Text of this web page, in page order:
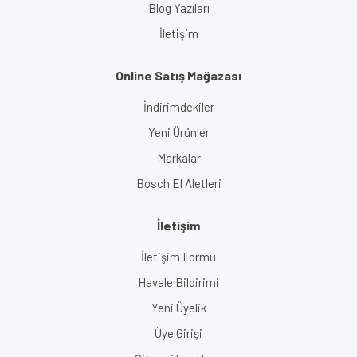
Blog Yazıları
İletişim
Online Satış Mağazası
İndirimdekiler
Yeni Ürünler
Markalar
Bosch El Aletleri
İletişim
İletişim Formu
Havale Bildirimi
Yeni Üyelik
Üye Girişi